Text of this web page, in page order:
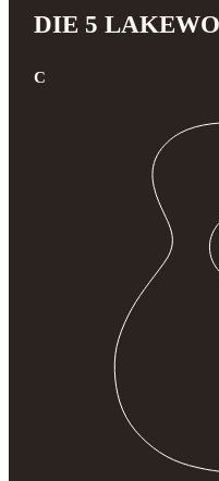
DIE 5
C